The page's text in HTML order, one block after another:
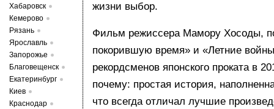
Хабаровск
Кемерово
Рязань
Ярославль
Запорожье
Благовещенск
Екатеринбург
Киев
Краснодар
жизни выбор.
Фильм режиссера Мамору Хосоды,
покорившую время» и «Летние
рекордсменов японского проката в
почему: простая история,
что всегда отличал лучшие